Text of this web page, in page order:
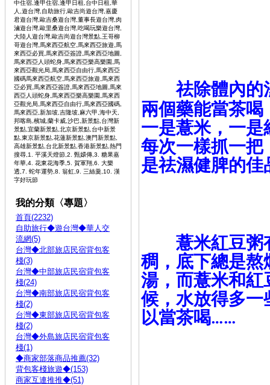
中住宿,逢甲住宿,逢甲日租,台中日租,華
人,遊台灣,自助旅行,歐吉尚遊台灣,嘉慶
君遊台灣,歐吉桑遊台灣,董事長遊台灣,肉
滷遊台灣,歐里桑遊台灣,吃喝玩樂遊台灣,
大陸人遊台灣,歐吉尚遊台灣景點,王哥柳
哥遊台灣,馬來西亞航空,馬來西亞旅遊,馬
來西亞必買,馬來西亞簽證,馬來西亞地圖,
馬來西亞人頭蛇身,馬來西亞樂高樂園,馬
來西亞觀光局,馬來西亞自由行,馬來西亞
國碼馬來西亞航空,馬來西亞旅遊,馬來西
亞必買,馬來西亞簽證,馬來西亞地圖,馬來
西亞人頭蛇身,馬來西亞樂高樂園,馬來西
亞觀光局,馬來西亞自由行,馬來西亞國碼,
馬來西亞,新加坡,吉隆坡,麻六甲,海中天,
邦喀島,檳城,蘭卡威,沙巴,新景點,台灣新
景點,宜蘭新景點,北京新景點,台中新景
點,東京新景點,花蓮新景點,澳門新景點,
高雄新景點,台北新景點,香港新景點,熱門
搜尋,1. 平溪天燈節,2. 甄嬛傳,3. 糖果嘉
年華,4. 花東花海季,5. 賀軍翔,6. 大樂
透,7. 蛇年運勢,8. 翁虹,9. 三絲羹,10. 漢
字好玩節
我的分類〈專題〉
首頁(2232)
自助旅行◆遊台灣◆華人交
流網(5)
台灣◆北部旅店民宿背包客
棧(3)
台灣◆中部旅店民宿背包客
棧(24)
台灣◆南部旅店民宿背包客
棧(2)
台灣◆東部旅店民宿背包客
棧(2)
台灣◆外島旅店民宿背包客
棧(1)
◆商家部落商品推薦(32)
背包客棧旅遊◆(153)
商家互連推推◆(51)
祛除體內的濕
兩個藥能當茶
一是薏米，一
每次一樣抓一把
是祛濕健脾的佳
薏米紅豆粥有
稠，底下總是熬
湯，而薏米和紅
候，水放得多一
以當茶喝……